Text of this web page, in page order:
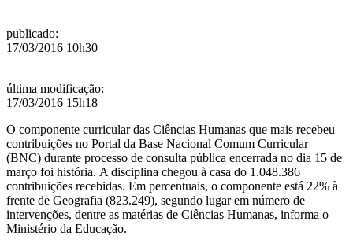
publicado:
17/03/2016 10h30
última modificação:
17/03/2016 15h18
O componente curricular das Ciências Humanas que mais recebeu
contribuições no Portal da Base Nacional Comum Curricular
(BNC) durante processo de consulta pública encerrada no dia 15 de
março foi história. A disciplina chegou à casa do 1.048.386
contribuições recebidas. Em percentuais, o componente está 22% à
frente de Geografia (823.249), segundo lugar em número de
intervenções, dentre as matérias de Ciências Humanas, informa o
Ministério da Educação.